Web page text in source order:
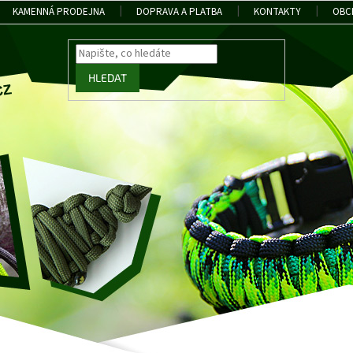
KAMENNÁ PRODEJNA DOPRAVA A PLATBA KONTAKTY
HLEDAT